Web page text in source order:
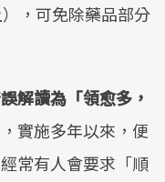
，可免除藥品部分
解讀為「領愈多，
，實施多年以來，便
常有人會要求「順